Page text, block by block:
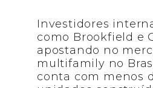
Investidores
como Brookfield e
apostando no
multifamily no
conta com menos